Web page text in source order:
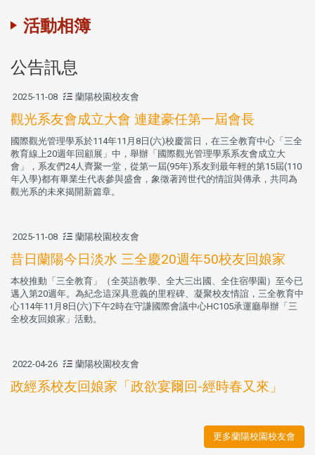
活動相簿
公告訊息
2025-11-08 蘭陽校園校友會
觀光系友會成立大會 連建豪任第一屆會長
國際觀光管理學系於114年11月8日(六)校慶當日，在三全教育中心「三全
教育線上20週年回顧展」中，舉辦「國際觀光管理學系系友會成立大
會」，系友們24人齊聚一堂，從第一屆(95年)系友到最年輕的第15屆(110
年入學)都有畢業生代表參與盛會，象徵著跨世代的情誼與傳承，共同為
觀光系的未來揭開新篇章。
2025-11-08 蘭陽校園校友會
昔日蘭陽今日淡水 三全慶20週年50校友回娘家
本校推動「三全教育」（全英語教學、全大三出國、全住宿學園）至今已
邁入第20週年。為紀念這深具意義的里程碑、凝聚校友情誼，三全教育中
心114年11月8日(六)下午2時在守謙國際會議中心HC105承運廳舉辦「三
全校友回娘家」活動。
2022-04-26 蘭陽校園校友會
政經系校友回娘家「政欲宴爾回-經時春又來」
更多蘭陽校園校友會